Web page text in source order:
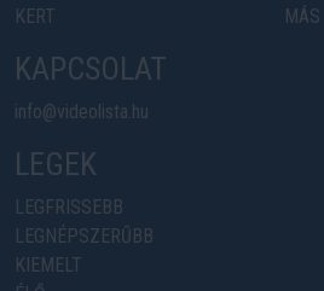
KERT
MÁS
KAPCSOLAT
info@videolista.hu
LEGEK
LEGFRISSEBB
LEGNÉPSZERŰBB
KIEMELT